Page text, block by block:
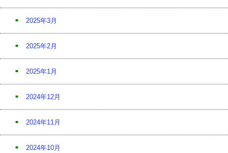
2025年3月
2025年2月
2025年1月
2024年12月
2024年11月
2024年10月